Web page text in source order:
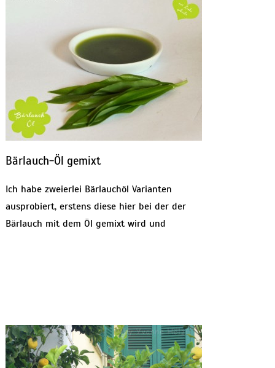
Bärlauch-Öl gemixt
Ich habe zweierlei Bärlauchöl Varianten
ausprobiert, erstens diese hier bei der der
Bärlauch mit dem Öl gemixt wird und